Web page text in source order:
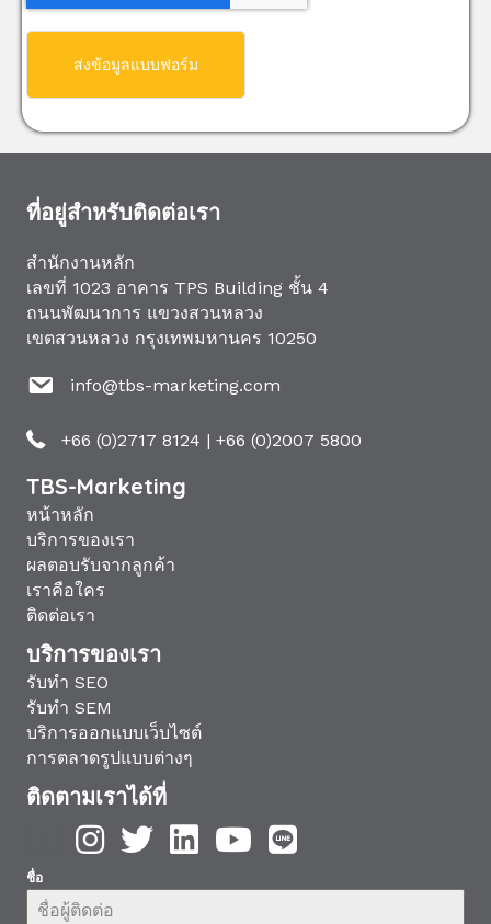
ส่งข้อมูลแบบฟอร์ม
ที่อยู่สำหรับติดต่อเรา
สำนักงานหลัก
เลขที่ 1023 อาคาร TPS Building ชั้น 4
ถนนพัฒนาการ แขวงสวนหลวง
เขตสวนหลวง กรุงเทพมหานคร 10250
info@tbs-marketing.com
+66 (0)2717 8124 | +66 (0)2007 5800
TBS-Marketing
หน้าหลัก
บริการของเรา
ผลตอบรับจากลูกค้า
เราคือใคร
ติดต่อเรา
บริการของเรา
รับทำ SEO
รับทำ SEM
บริการออกแบบเว็บไซต์
การตลาดรูปแบบต่างๆ
ติดตามเราได้ที่
ชื่อ